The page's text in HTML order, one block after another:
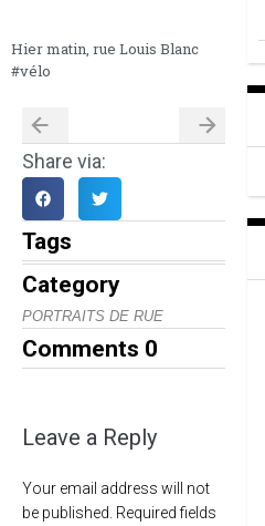
Hier matin, rue Louis Blanc
#vélo
Share via:
Tags
Category
PORTRAITS DE RUE
Comments 0
Leave a Reply
Your email address will not
be published. Required fields